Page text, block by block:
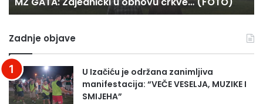
Zadnje objave
U Izačiću je održana zanimljiva
manifestacija: “VEČE VESELJA, MUZIKE I
SMIJEHA”